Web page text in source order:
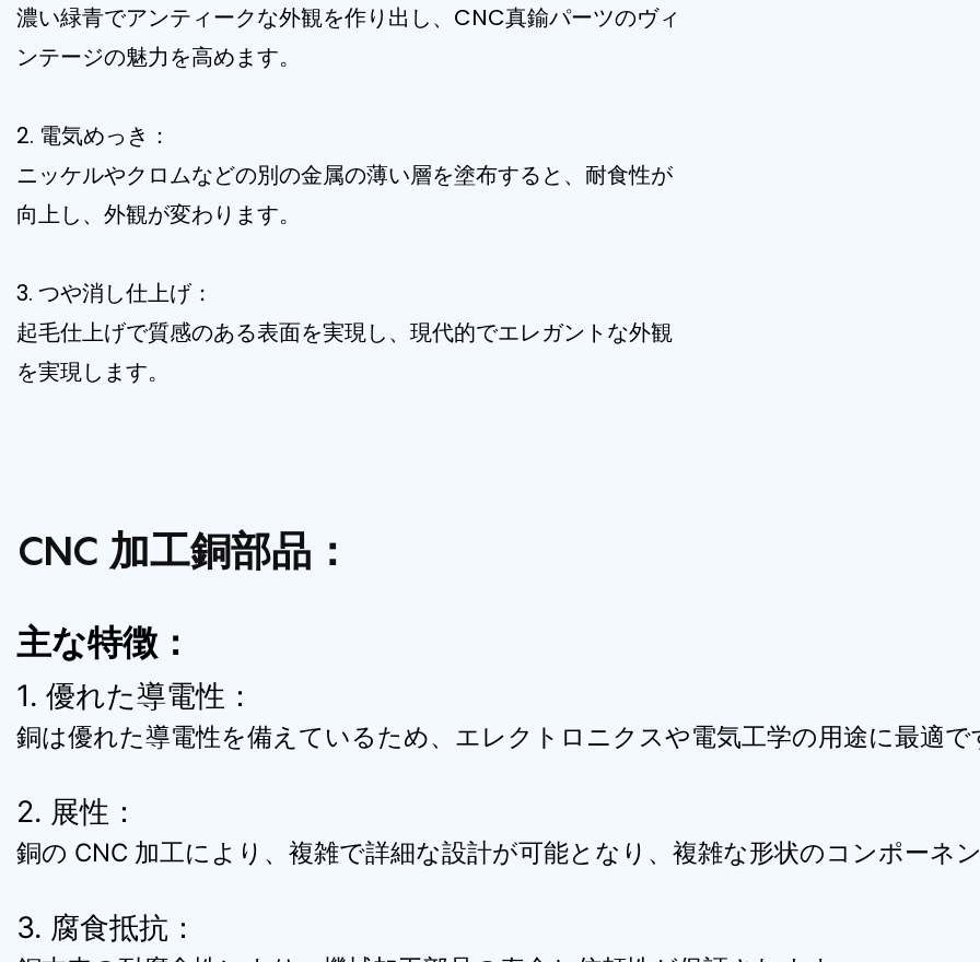
濃い緑青でアンティークな外観を作り出し、CNC真鍮パーツのヴィ
ンテージの魅力を高めます。
2. 電気めっき：
ニッケルやクロムなどの別の金属の薄い層を塗布すると、耐食性が
向上し、外観が変わります。
3. つや消し仕上げ：
起毛仕上げで質感のある表面を実現し、現代的でエレガントな外観
を実現します。
CNC 加工銅部品：
主な特徴：
1. 優れた導電性：
銅は優れた導電性を備えているため、エレクトロニクスや電気工学の用途に最適で
2. 展性：
銅の CNC 加工により、複雑で詳細な設計が可能となり、複雑な形状のコンポーネ
3. 腐食抵抗：